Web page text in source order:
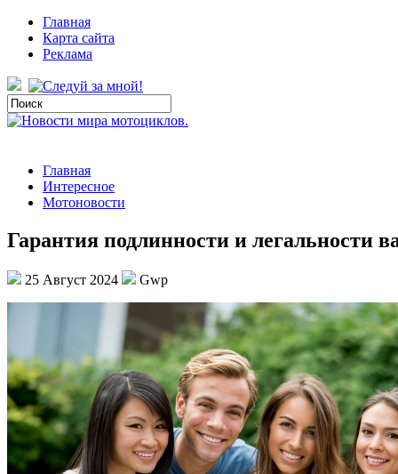
Главная
Карта сайта
Реклама
Главная
Интересное
Мотоновости
Гарантия подлинности и легальности
25 Август 2024 Gwp